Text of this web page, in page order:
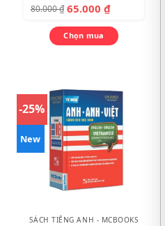
80.000₫ 65.000 ₫
Chọn mua
-25%
New
SÁCH TIẾNG ANH - MCBOOKS